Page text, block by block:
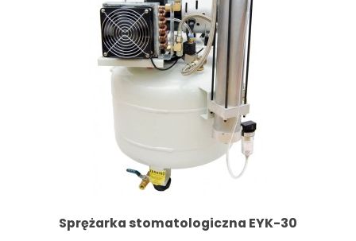
Sprężarka stomatologiczna EYK-30